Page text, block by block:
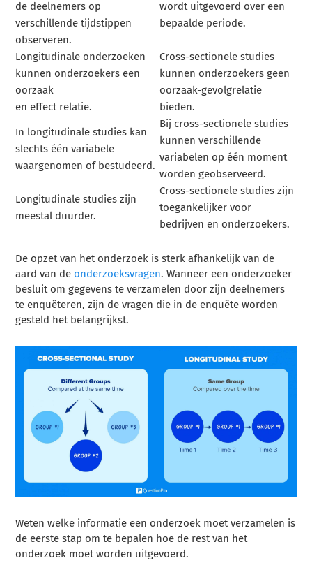
de deelnemers op
verschillende tijdstippen
observeren.
wordt uitgevoerd over een
bepaalde periode.
Longitudinale onderzoeken
kunnen onderzoekers een
oorzaak
en effect relatie.
Cross-sectionele studies
kunnen onderzoekers geen
oorzaak-gevolgrelatie
bieden.
In longitudinale studies kan
slechts één variabele
waargenomen of bestudeerd.
Bij cross-sectionele studies
kunnen verschillende
variabelen op één moment
worden geobserveerd.
Longitudinale studies zijn
meestal duurder.
Cross-sectionele studies zijn
toegankelijker voor
bedrijven en onderzoekers.
De opzet van het onderzoek is sterk afhankelijk van de
aard van de onderzoeksvragen. Wanneer een onderzoeker
besluit om gegevens te verzamelen door zijn deelnemers
te enquêteren, zijn de vragen die in de enquête worden
gesteld het belangrijkst.
Weten welke informatie een onderzoek moet verzamelen is
de eerste stap om te bepalen hoe de rest van het
onderzoek moet worden uitgevoerd.